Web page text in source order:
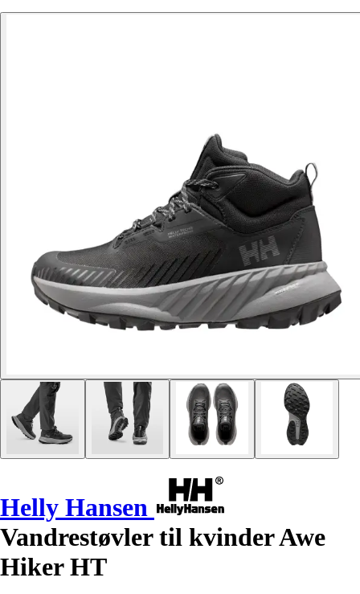
Helly Hansen
Vandrestøvler til kvinder Awe
Hiker HT